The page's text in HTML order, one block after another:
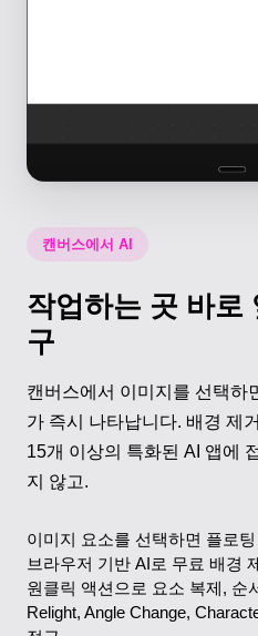
캔버스에서 AI
작업하는 곳 바로
구
캔버스에서 이미지를 선택하
가 즉시 나타납니다. 배경 제
15개 이상의 특화된 AI 앱에
지 않고.
이미지 요소를 선택하면 플로
브라우저 기반 AI로 무료 배경
원클릭 액션으로 요소 복제, 순
Relight, Angle Change,